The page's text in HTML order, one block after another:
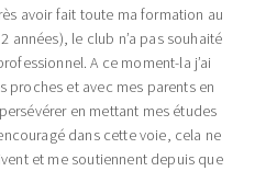
avoir fait toute ma formation au
années), le club n’a pas souhaité
A ce moment-la j’ai
proches et avec mes parents en
en mettant mes études
dans cette voie, cela ne
et me soutiennent depuis que